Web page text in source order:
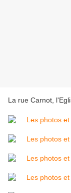
La rue Carnot,